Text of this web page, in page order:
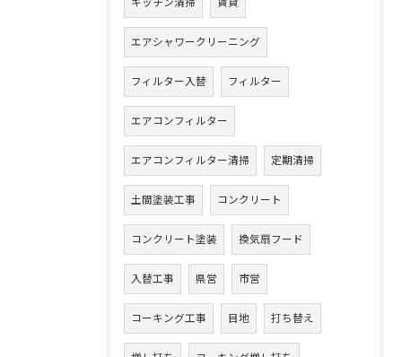
キッチン清掃 賃貸
エアシャワークリーニング
フィルター入替 フィルター
エアコンフィルター
エアコンフィルター清掃 定期清掃
土間塗装工事 コンクリート
コンクリート塗装 換気扇フード
入替工事 県営 市営
コーキング工事 目地 打ち替え